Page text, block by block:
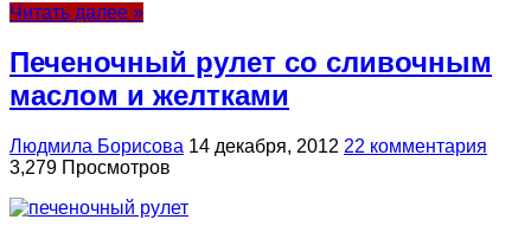
Читать далее »
Печеночный рулет со сливочным
маслом и желтками
Людмила Борисова 14 декабря, 2012 22 комментария
3,279 Просмотров